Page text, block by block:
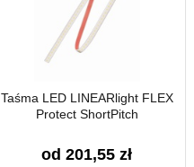
Taśma LED LINEARlight FLEX
Protect ShortPitch
od 201,55 zł